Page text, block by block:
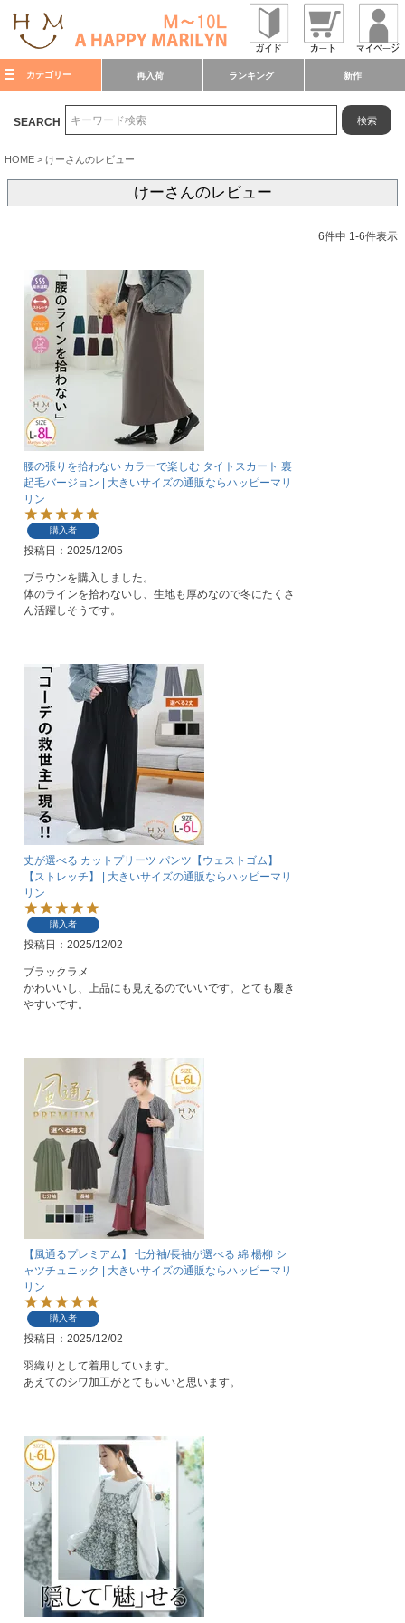
カテゴリー 再入荷 ランキング 新作
SEARCH 検索
HOME けーさんのレビュー
けーさんのレビュー
6件中 1-6件表示
腰の張りを拾わない カラーで楽しむ タイトスカート 裏
起毛バージョン | 大きいサイズの通販ならハッピーマリ
リン
購入者
投稿日 2025/12/05
ブラウンを購入しました。
体のラインを拾わないし、生地も厚めなので冬にたくさ
丈が選べる カットプリーツ パンツ【ウェストゴム】
【ストレッチ】 | 大きいサイズの通販ならハッピーマリ
リン
購入者
投稿日 2025/12/02
ブラックラメ
かわいいし、上品にも見えるのでいいです。とても履き
やすいです。
【風通るプレミアム】 七分袖/長袖が選べる 綿 楊柳 シ
ャツチュニック | 大きいサイズの通販ならハッピーマリ
リン
購入者
投稿日 2025/12/02
羽織りとして着用しています。
あえてのシワ加工がとてもいいと思います。